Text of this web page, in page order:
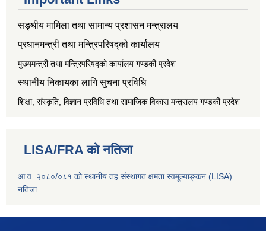
सङ्‍घीय मामिला तथा सामान्य प्रशासन मन्त्रालय
प्रधानमन्त्री तथा मन्त्रिपरिषद्को कार्यालय
मुख्यमन्त्री तथा मन्त्रिपरिषद्को कार्यालय गण्डकी प्रदेश
स्थानीय निकायका लागि सुचना प्रविधि
शिक्षा, संस्कृति, विज्ञान प्रविधि तथा सामाजिक विकास मन्त्रालय गण्डकी प्रदेश
LISA/FRA को नतिजा
आ.व. २०८०/०८१ को स्थानीय तह संस्थागत क्षमता स्वमूल्याङ्कन (LISA)
नतिजा